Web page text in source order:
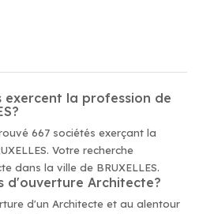
exercent la profession de
667 sociétés exerçant la
Votre recherche
dans la ville de BRUXELLES.
d'ouverture Architecte?
d'un Architecte et au alentour